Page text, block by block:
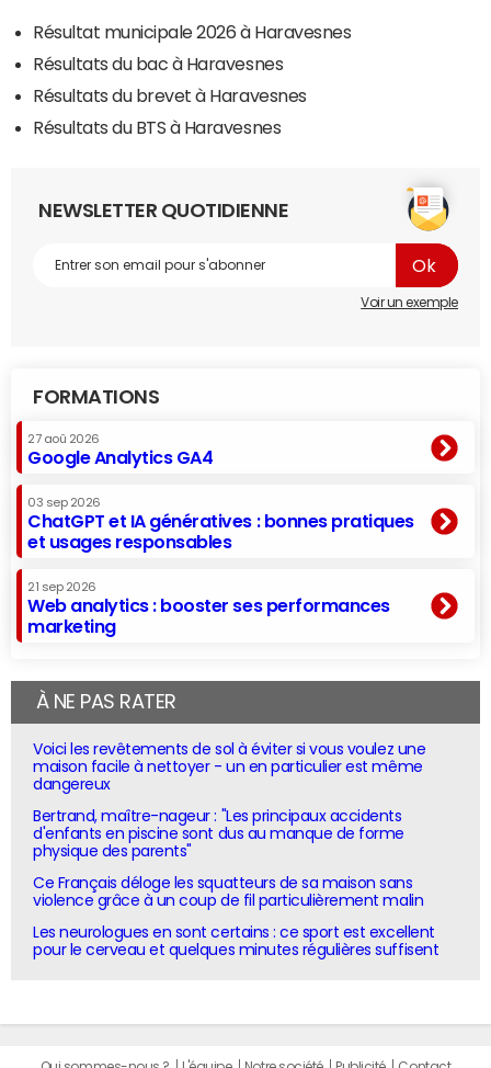
Résultat municipale 2026 à Haravesnes
Résultats du bac à Haravesnes
Résultats du brevet à Haravesnes
Résultats du BTS à Haravesnes
NEWSLETTER QUOTIDIENNE
Voir un exemple
FORMATIONS
27 aoû 2026
Google Analytics GA4
03 sep 2026
ChatGPT et IA génératives : bonnes pratiques
et usages responsables
21 sep 2026
Web analytics : booster ses performances
marketing
À NE PAS RATER
Voici les revêtements de sol à éviter si vous voulez une
maison facile à nettoyer - un en particulier est même
dangereux
Bertrand, maître-nageur : "Les principaux accidents
d'enfants en piscine sont dus au manque de forme
physique des parents"
Ce Français déloge les squatteurs de sa maison sans
violence grâce à un coup de fil particulièrement malin
Les neurologues en sont certains : ce sport est excellent
pour le cerveau et quelques minutes régulières suffisent